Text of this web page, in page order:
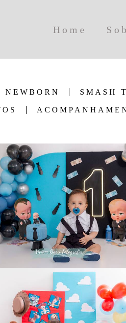
Home
NEWBORN SMASH
150 0